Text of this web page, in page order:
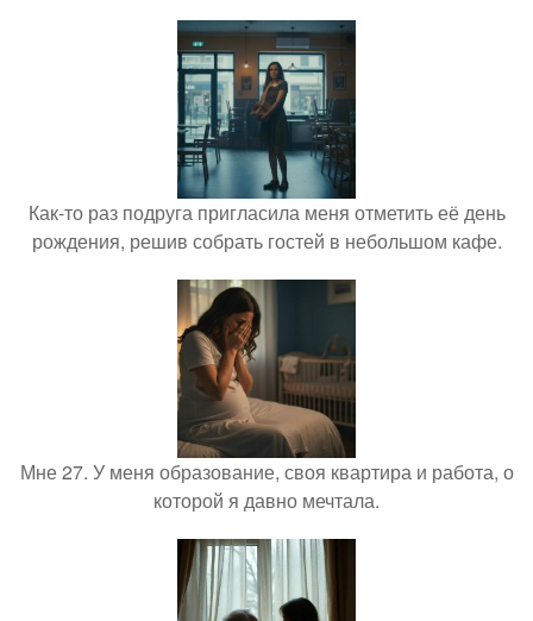
Как-то раз подруга пригласила меня отметить её день
рождения, решив собрать гостей в небольшом кафе.
Мне 27. У меня образование, своя квартира и работа, о
которой я давно мечтала.